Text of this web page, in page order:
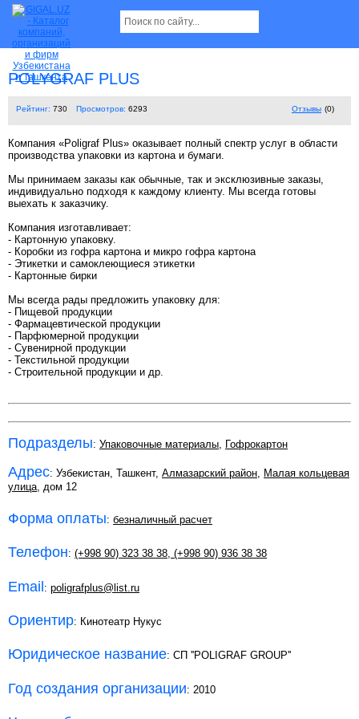
POLYGRAF PLUS
Рейтинг: 730 Просмотров: 6293 Отзывы (0)
Компания «Poligraf Plus» оказывает полный спектр услуг в области
производства упаковки из картона и бумаги.
Мы принимаем заказы как обычные, так и эксклюзивные заказы,
индивидуально подходя к каждому клиенту. Мы всегда готовы
выехать к заказчику.
Компания изготавливает:
- Картонную упаковку.
- Коробки из гофра картона и микро гофра картона
- Этикетки и самоклеющиеся этикетки
- Картонные бирки
Мы всегда рады предложить упаковку для:
- Пищевой продукции
- Фармацевтической продукции
- Парфюмерной продукции
- Cувенирной продукции
- Текстильной продукции
- Строительной продукции и др.
Подразделы: Упаковочные материалы, Гофрокартон
Адрес: Узбекистан, Ташкент, Алмазарский район, Малая кольцевая
улица, дом 12
Форма оплаты: безналичный расчет
Телефон: (+998 90) 323 38 38, (+998 90) 936 38 38
Email: poligrafplus@list.ru
Ориентир: Кинотеатр Нукус
Юридическое название: СП ''POLIGRAF GROUP''
Год создания организации: 2010